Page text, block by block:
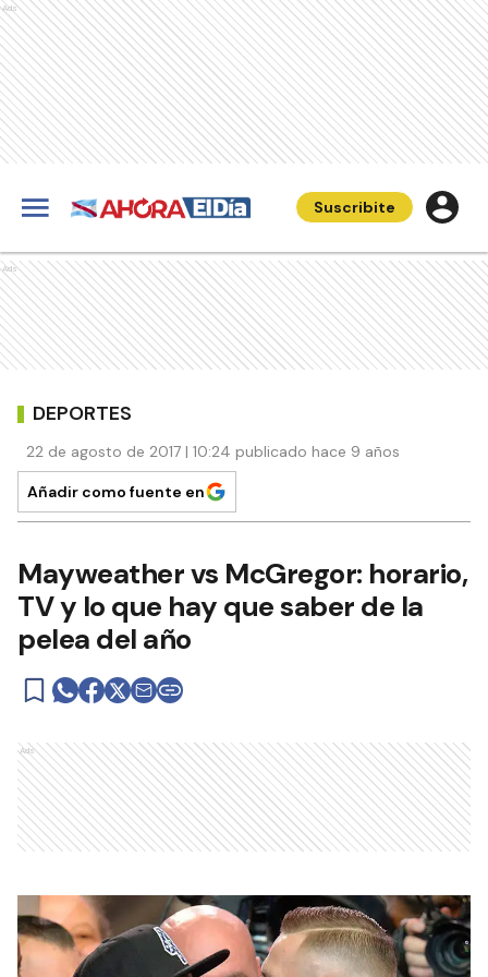
Ads
Suscribite
Ads
DEPORTES
22 de agosto de 2017 | 10:24 publicado hace 9 años
Añadir como fuente en
Mayweather vs McGregor: horario,
TV y lo que hay que saber de la
pelea del año
Ads